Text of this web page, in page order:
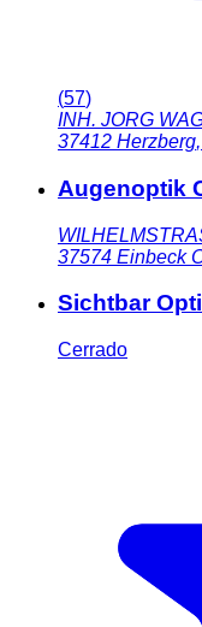
(57)
INH. JORG
37412 Herzberg,
Augenoptik
37574 Einbeck
Sichtbar
Cerrado